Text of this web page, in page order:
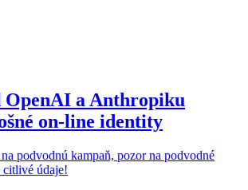
OpenAI a Anthropiku
on-line identity